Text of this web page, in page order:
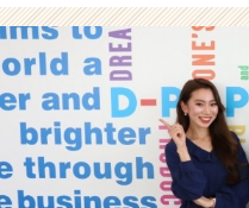
笑
【株
式
会
社
S
A